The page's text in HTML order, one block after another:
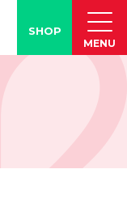
SHOP
MENU